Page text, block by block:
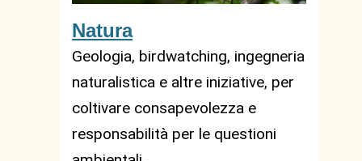
Natura
Geologia, birdwatching, ingegneria
naturalistica e altre iniziative, per
coltivare consapevolezza e
responsabilità per le questioni